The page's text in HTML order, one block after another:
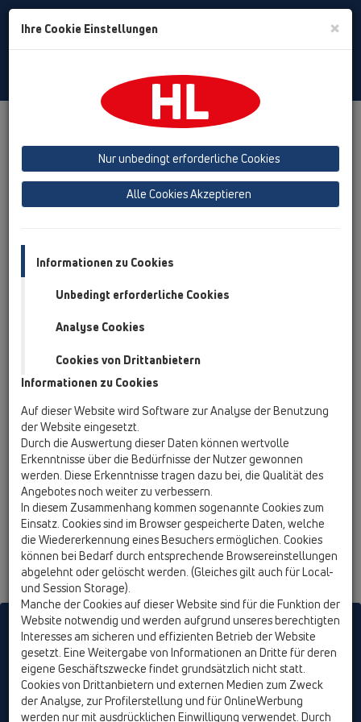
Toggle
Produktübersicht
HL sorgt für den guten
Keller
HL sorgt für den guten Ablauf
Drucken Impressum Kontakt &
Newsletter Presse Produktsuche Sitemap
Cookie
Ihre Cookie Einstellungen ×
Nur unbedingt erforderliche Cookies
Alle Cookies Akzeptieren
Informationen zu Cookies
Unbedingt erforderliche Cookies
Analyse Cookies
Cookies von Drittanbietern
Informationen zu Cookies
Auf dieser Website wird Software zur Analyse der Benutzung
der Website eingesetzt.
Durch die Auswertung dieser Daten können wertvolle
Erkenntnisse über die Bedürfnisse der Nutzer gewonnen
werden. Diese Erkenntnisse tragen dazu bei, die Qualität des
Angebotes noch weiter zu verbessern.
In diesem Zusammenhang kommen sogenannte Cookies zum
Einsatz. Cookies sind im Browser gespeicherte Daten, welche
die Wiedererkennung eines Besuchers ermöglichen. Cookies
können bei Bedarf durch entsprechende Browsereinstellungen
abgelehnt oder gelöscht werden. (Gleiches gilt auch für Local-
und Session Storage).
Manche der Cookies auf dieser Website sind für die Funktion der
Website notwendig und werden aufgrund unseres berechtigten
Interesses am sicheren und effizienten Betrieb der Website
gesetzt. Eine Weitergabe von Informationen an Dritte für deren
eigene Geschäftszwecke findet grundsätzlich nicht statt.
Cookies von Drittanbietern und externen Medien zum Zweck
der Analyse, zur Profilerstellung und für OnlineWerbung
werden nur mit ausdrücklichen Einwilligung verwendet. Durch